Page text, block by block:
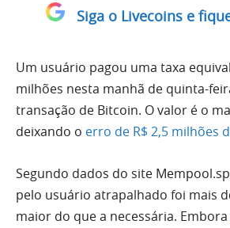
Siga o Livecoins e
Um usuário pagou uma taxa
milhões nesta manhã de quinta-
transação de Bitcoin. O valor é o
deixando o erro de R$ 2,5 milhões
Segundo dados do site
pelo usuário atrapalhado foi mais
maior do que a necessária. Embora